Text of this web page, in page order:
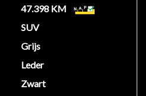
Vraag gerust naar de
uit Almere, een erkend
in jonge occasions,
47.398 KM
SUV
Grijs
Leder
Zwart